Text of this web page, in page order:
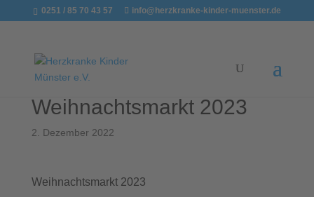
0251 / 85 70 43 57 info@herzkranke-kinder-muenster.de
Weihnachtsmarkt 2023
2. Dezember 2022
Weihnachtsmarkt 2023